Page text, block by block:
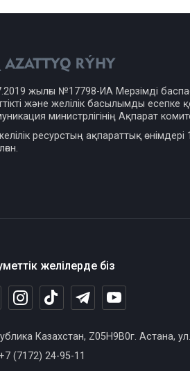
жылғы №17798-ИА Мерзімді
және желілік басылымды есепке
министрлігінің Ақпарат
ресурстың ақпараттық
желілерде біз
Казахстан, Z05H9B0г. Астана,
(7172) 24-95-11